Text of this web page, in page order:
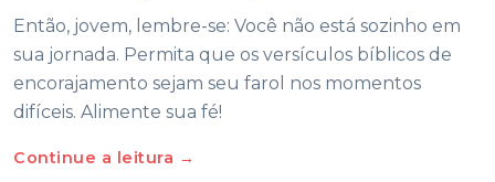
Então, jovem, lembre-se: Você não está sozinho em
sua jornada. Permita que os versículos bíblicos de
encorajamento sejam seu farol nos momentos
difíceis. Alimente sua fé!
Continue a leitura →